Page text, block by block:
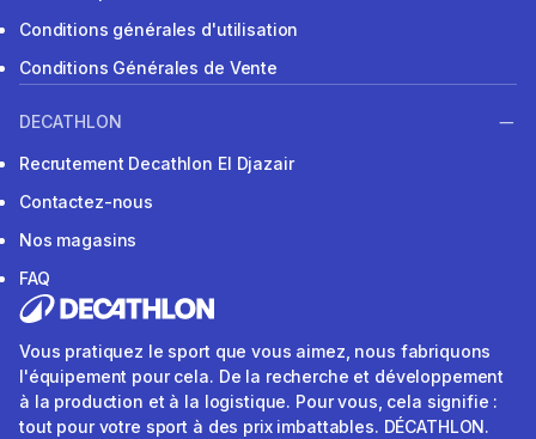
Conditions générales d'utilisation
Conditions Générales de Vente
DECATHLON
Recrutement Decathlon El Djazair
Contactez-nous
Nos magasins
FAQ
Vous pratiquez le sport que vous aimez, nous fabriquons
l'équipement pour cela. De la recherche et développement
à la production et à la logistique. Pour vous, cela signifie :
tout pour votre sport à des prix imbattables. DÉCATHLON.